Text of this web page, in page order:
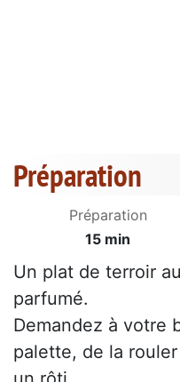
Préparation
Préparation
15 min
Un plat de terroir
parfumé.
Demandez à votre
palette, de la